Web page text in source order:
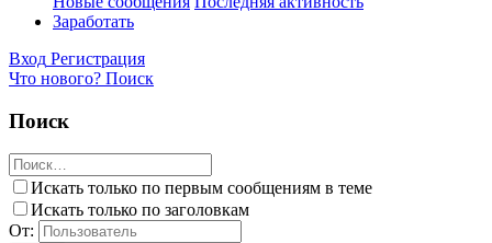
Заработать
Вход Регистрация
Что нового? Поиск
Поиск
Искать только по первым сообщениям в теме
Искать только по заголовкам
От: